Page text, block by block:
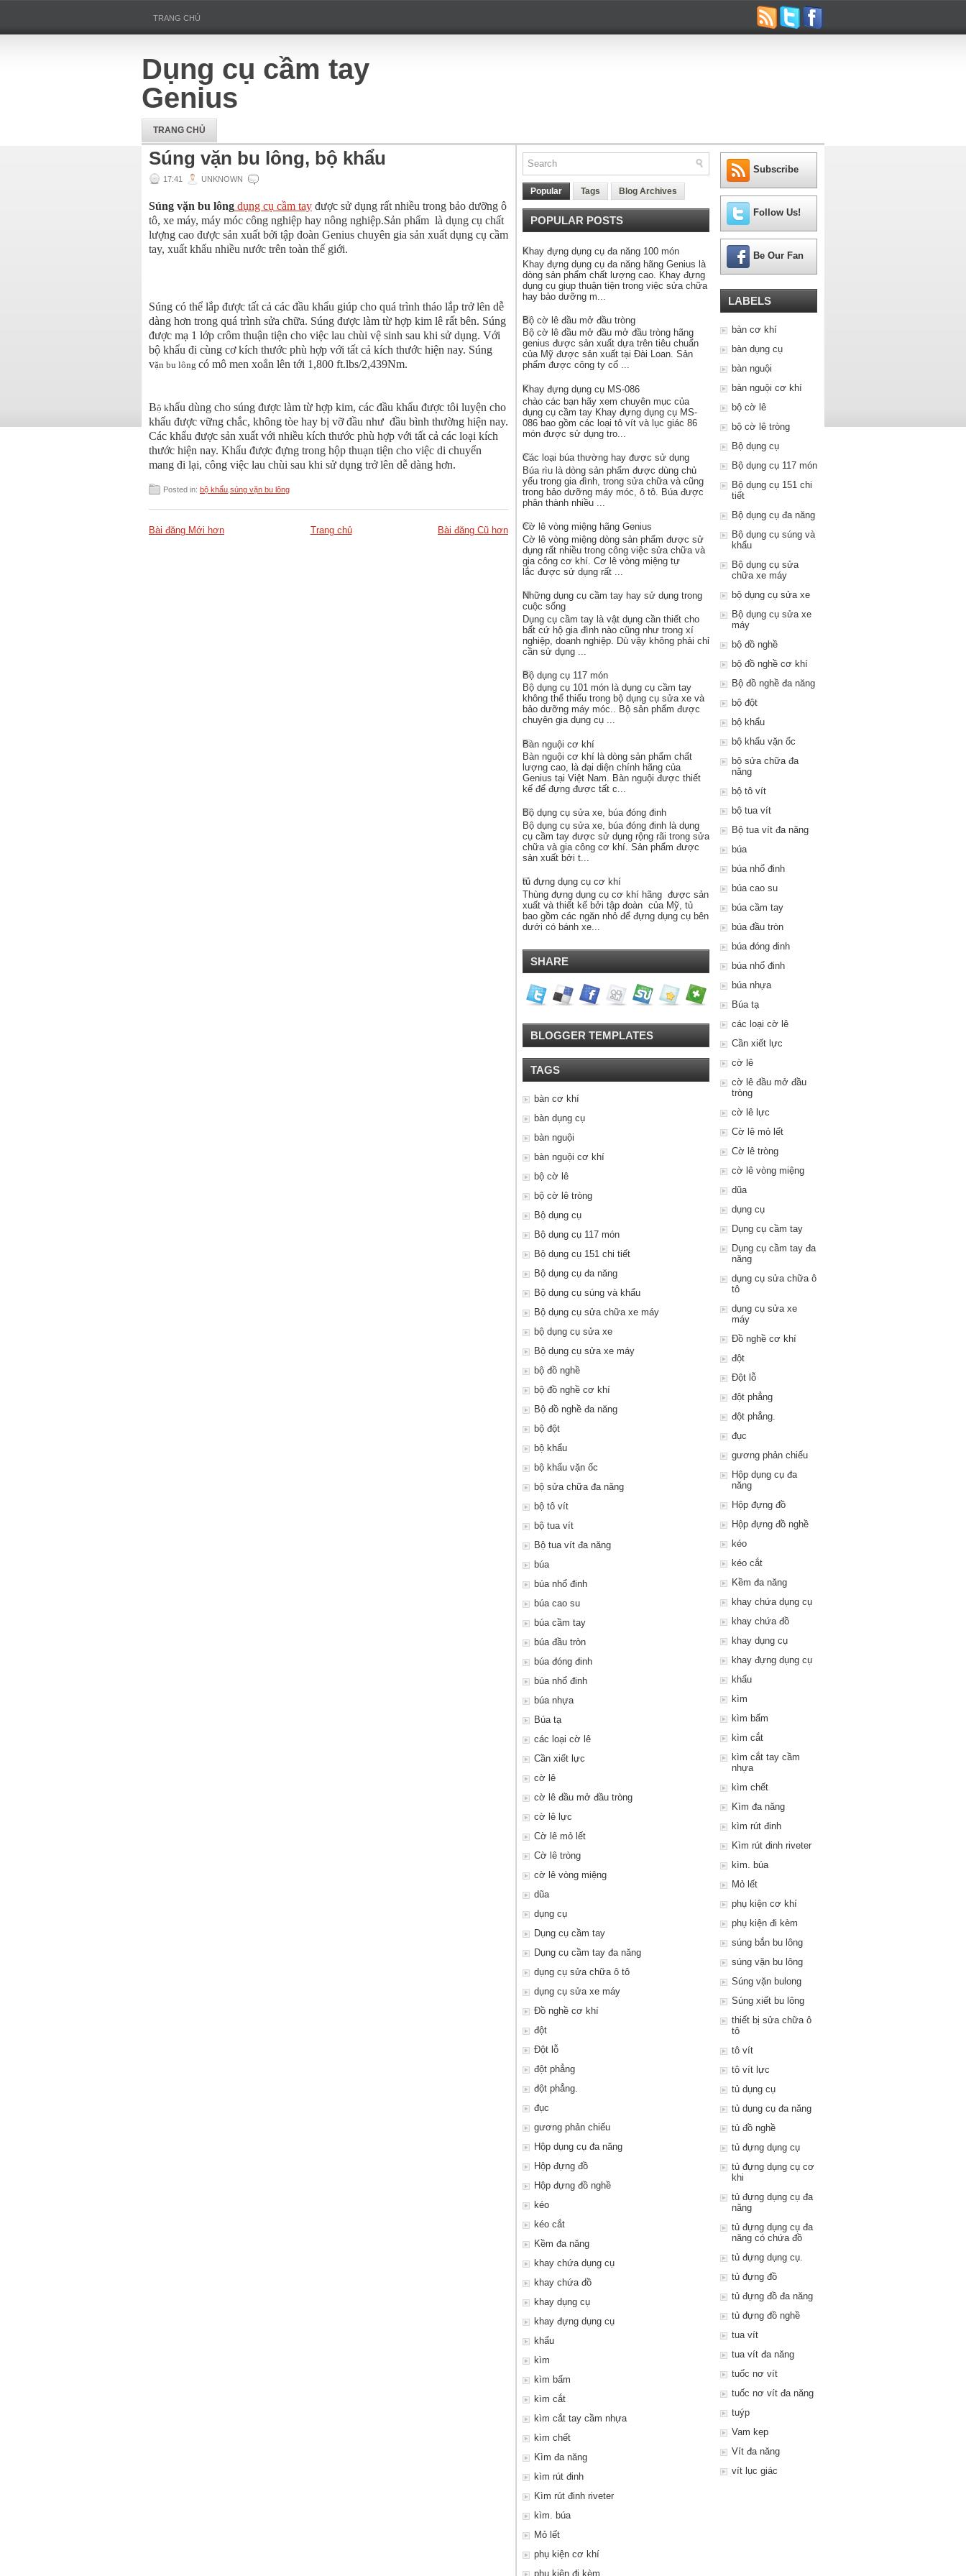
TRANG CHỦ
Dụng cụ cầm tay
Genius
TRANG CHỦ
Súng vặn bu lông, bộ khẩu
17:41 UNKNOWN
Súng vặn bu lông dụng cụ cầm tay được sử dụng rất nhiều trong bảo dưỡng ô
tô, xe máy, máy móc công nghiệp hay nông nghiệp.Sản phẩm là dụng cụ chất
lượng cao được sản xuất bởi tập đoàn Genius chuyên gia sản xuất dụng cụ cầm
tay, xuất khẩu nhiều nước trên toàn thế giới.
Súng có thể lắp được tất cả các đầu khẩu giúp cho quá trình tháo lắp trở lên dễ
dàng hơn trong quá trình sửa chữa. Súng được làm từ hợp kim lê rất bên. Súng
được mạ 1 lớp crôm thuận tiện cho việc lau chùi vệ sinh sau khi sử dụng. Với
bộ khẩu đi cùng cơ kích thước phù hợp với tất cả kích thước hiện nay. Súng
vặn bu lông có mô men xoắn lên tới 1,800 ft.lbs/2,439Nm.
Bộ khẩu dùng cho súng được làm từ hợp kim, các đầu khẩu được tôi luyện cho
khẩu được vững chắc, không tòe hay bị vỡ đầu như đầu bình thường hiện nay.
Các khẩu được sản xuất với nhiều kích thước phù hợp với tất cả các loại kích
thước hiện nay. Khẩu được đựng trong hộp thuạn tiện cho việc di chuyển
mang đi lại, công việc lau chùi sau khi sử dụng trở lên dễ dàng hơn.
Posted in: bộ khẩu súng vặn bu lông
Bài đăng Mới hơn Bài đăng Cũ hơn
Trang chủ
Popular Tags Blog Archives
POPULAR POSTS
Khay đựng dụng cụ đa năng 100 món
Khay đựng dụng cụ đa năng hãng Genius là
dòng sản phẩm chất lượng cao. Khay đựng
dụng cụ giụp thuận tiện trong việc sửa chữa
hay bảo dưỡng m...
Bộ cờ lê đầu mở đầu tròng
Bộ cờ lê đầu mở đầu mở đầu tròng hãng
genius được sản xuất dựa trên tiêu chuẩn
của Mỹ được sản xuất tại Đài Loan. Sản
phẩm được công ty cổ ...
Khay đựng dụng cụ MS-086
chào các bạn hãy xem chuyên mục của
dụng cụ cầm tay Khay đựng dụng cụ MS-
086 bao gồm các loại tô vít và lục giác 86
món được sử dụng tro...
Các loại búa thường hay được sử dụng
Búa rìu là dòng sản phẩm được dùng chủ
yếu trong gia đình, trong sửa chữa và cũng
trong bảo dưỡng máy móc, ô tô. Búa được
phân thành nhiều ...
Cờ lê vòng miệng hãng Genius
Cờ lê vòng miệng dòng sản phẩm được sử
dụng rất nhiều trong công việc sửa chữa và
gia công cơ khí. Cơ lê vòng miệng tự
lắc được sử dụng rất ...
Những dụng cụ cầm tay hay sử dụng trong
cuộc sống
Dụng cụ cầm tay là vật dụng cần thiết cho
bất cứ hộ gia đình nào cũng như trong xí
nghiệp, doanh nghiệp. Dù vậy không phải chỉ
cần sử dụng ...
Bộ dụng cụ 117 món
Bộ dụng cụ 101 món là dụng cụ cầm tay
không thể thiếu trong bộ dụng cụ sửa xe và
bảo dưỡng máy móc.. Bộ sản phẩm được
chuyên gia dụng cụ ...
Bàn nguội cơ khí
Bàn nguội cơ khí là dòng sản phẩm chất
lượng cao, là đại diện chính hãng của
Genius tại Việt Nam. Bàn nguội được thiết
kế để đựng được tất c...
Bộ dụng cụ sửa xe, búa đóng đinh
Bộ dụng cụ sửa xe, búa đóng đinh là dụng
cụ cầm tay được sử dụng rộng rãi trong sửa
chữa và gia công cơ khí. Sản phẩm được
sản xuất bởi t...
tủ đựng dụng cụ cơ khí
Thùng đựng dụng cụ cơ khí hãng được sản
xuất và thiết kế bởi tập đoàn của Mỹ, tủ
bao gồm các ngăn nhỏ để đựng dụng cụ bên
dưới có bánh xe...
SHARE
BLOGGER TEMPLATES
TAGS
bàn cơ khí
bàn dụng cụ
bàn nguội
bàn nguội cơ khí
bộ cờ lê
bộ cờ lê tròng
Bộ dụng cụ
Bộ dụng cụ 117 món
Bộ dụng cụ 151 chi tiết
Bộ dụng cụ đa năng
Bộ dụng cụ súng và khẩu
Bộ dụng cụ sửa chữa xe máy
bộ dụng cụ sửa xe
Bộ dụng cụ sửa xe máy
bộ đồ nghề
bộ đồ nghề cơ khí
Bộ đồ nghề đa năng
bộ đột
bộ khẩu
bộ khẩu vặn ốc
bộ sửa chữa đa năng
bộ tô vít
bộ tua vít
Bộ tua vít đa năng
búa
búa nhổ đinh
búa cao su
búa cầm tay
búa đầu tròn
búa đóng đinh
búa nhổ đinh
búa nhựa
Búa tạ
các loại cờ lê
Cần xiết lực
cờ lê
cờ lê đầu mở đầu tròng
cờ lê lực
Cờ lê mỏ lết
Cờ lê tròng
cờ lê vòng miệng
dũa
dụng cụ
Dụng cụ cầm tay
Dụng cụ cầm tay đa năng
dụng cụ sửa chữa ô tô
dụng cụ sửa xe máy
Đồ nghề cơ khí
đột
Đột lỗ
đột phẳng
đột phẳng.
đục
gương phản chiếu
Hộp dụng cụ đa năng
Hộp đựng đồ
Hộp đựng đồ nghề
kéo
kéo cắt
Kềm đa năng
khay chứa dụng cụ
khay chứa đồ
khay dụng cụ
khay đựng dụng cụ
khẩu
kìm
kìm bấm
kìm cắt
kìm cắt tay cầm nhựa
kìm chết
Kìm đa năng
kìm rút đinh
Kìm rút đinh riveter
kìm. búa
Mỏ lết
phụ kiện cơ khí
phụ kiện đi kèm
Subscribe
Follow Us!
Be Our Fan
LABELS
bàn cơ khí
bàn dụng cụ
bàn nguội
bàn nguội cơ khí
bộ cờ lê
bộ cờ lê tròng
Bộ dụng cụ
Bộ dụng cụ 117 món
Bộ dụng cụ 151 chi
tiết
Bộ dụng cụ đa năng
Bộ dụng cụ súng và
khẩu
Bộ dụng cụ sửa
chữa xe máy
bộ dụng cụ sửa xe
Bộ dụng cụ sửa xe
máy
bộ đồ nghề
bộ đồ nghề cơ khí
Bộ đồ nghề đa năng
bộ đột
bộ khẩu
bộ khẩu vặn ốc
bộ sửa chữa đa
năng
bộ tô vít
bộ tua vít
Bộ tua vít đa năng
búa
búa nhổ đinh
búa cao su
búa cầm tay
búa đầu tròn
búa đóng đinh
búa nhổ đinh
búa nhựa
Búa tạ
các loại cờ lê
Cần xiết lực
cờ lê
cờ lê đầu mở đầu
tròng
cờ lê lực
Cờ lê mỏ lết
Cờ lê tròng
cờ lê vòng miệng
dũa
dụng cụ
Dụng cụ cầm tay
Dụng cụ cầm tay đa
năng
dụng cụ sửa chữa ô
tô
dụng cụ sửa xe
máy
Đồ nghề cơ khí
đột
Đột lỗ
đột phẳng
đột phẳng.
đục
gương phản chiếu
Hộp dụng cụ đa
năng
Hộp đựng đồ
Hộp đựng đồ nghề
kéo
kéo cắt
Kềm đa năng
khay chứa dụng cụ
khay chứa đồ
khay dụng cụ
khay đựng dụng cụ
khẩu
kìm
kìm bấm
kìm cắt
kìm cắt tay cầm
nhựa
kìm chết
Kìm đa năng
kìm rút đinh
Kìm rút đinh riveter
kìm. búa
Mỏ lết
phụ kiện cơ khí
phụ kiện đi kèm
súng bắn bu lông
súng vặn bu lông
Súng vặn bulong
Súng xiết bu lông
thiết bị sửa chữa ô
tô
tô vít
tô vít lực
tủ dụng cụ
tủ dụng cụ đa năng
tủ đồ nghề
tủ đựng dụng cụ
tủ đựng dụng cụ cơ
khi
tủ đựng dụng cụ đa
năng
tủ đựng dụng cụ đa
năng có chứa đồ
tủ đựng dụng cụ.
tủ đựng đồ
tủ đựng đồ đa năng
tủ đựng đồ nghề
tua vít
tua vít đa năng
tuốc nơ vít
tuốc nơ vít đa năng
tuýp
Vam kẹp
Vít đa năng
vít lục giác